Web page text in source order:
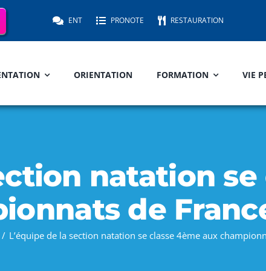
ENT PRONOTE RESTAURATION
ORIENTATION FORMATION VIE
natation
de
L’équipe de la section natation se classe 4ème aux